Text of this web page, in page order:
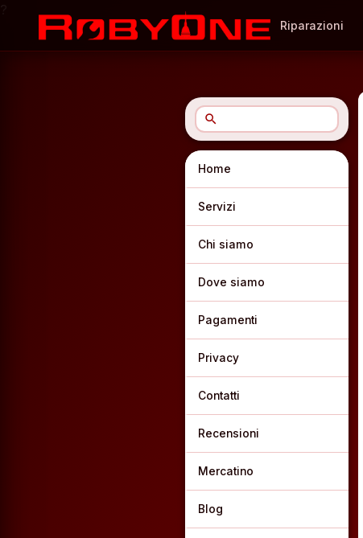
Riparazioni
search
Home
Servizi
Chi siamo
Dove siamo
Pagamenti
Privacy
Contatti
Recensioni
Mercatino
Blog